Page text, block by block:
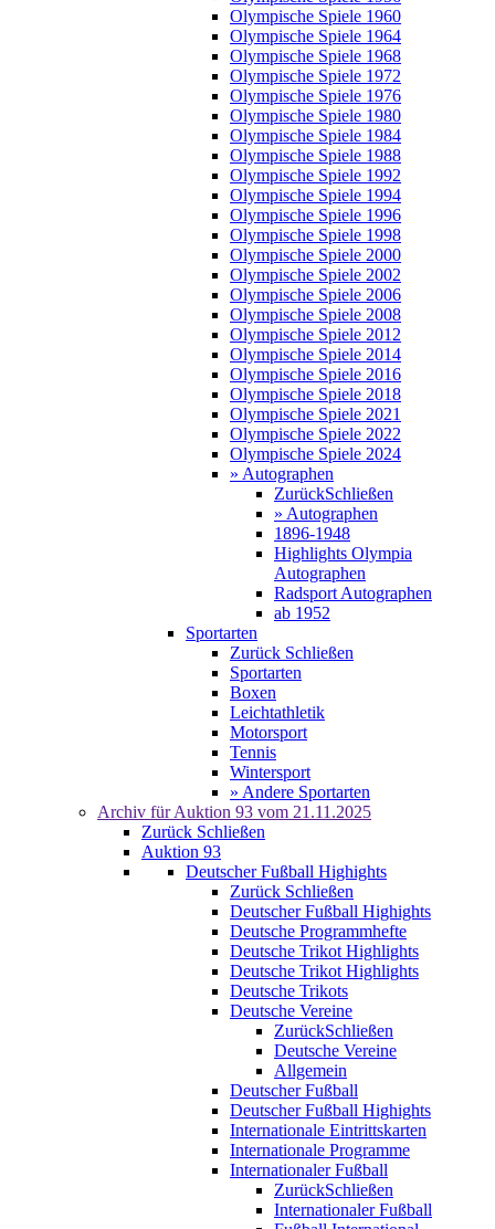
Olympische Spiele 1960
Olympische Spiele 1964
Olympische Spiele 1968
Olympische Spiele 1972
Olympische Spiele 1976
Olympische Spiele 1980
Olympische Spiele 1984
Olympische Spiele 1988
Olympische Spiele 1992
Olympische Spiele 1994
Olympische Spiele 1996
Olympische Spiele 1998
Olympische Spiele 2000
Olympische Spiele 2002
Olympische Spiele 2006
Olympische Spiele 2008
Olympische Spiele 2012
Olympische Spiele 2014
Olympische Spiele 2016
Olympische Spiele 2018
Olympische Spiele 2021
Olympische Spiele 2022
Olympische Spiele 2024
» Autographen
ZurückSchließen
» Autographen
1896-1948
Highlights Olympia
Autographen
Radsport Autographen
ab 1952
Sportarten
Zurück Schließen
Sportarten
Boxen
Leichtathletik
Motorsport
Tennis
Wintersport
» Andere Sportarten
Archiv für Auktion 93 vom 21.11.2025
Zurück Schließen
Auktion 93
Deutscher Fußball Highights
Zurück Schließen
Deutscher Fußball Highights
Deutsche Programmhefte
Deutsche Trikot Highlights
Deutsche Trikot Highlights
Deutsche Trikots
Deutsche Vereine
ZurückSchließen
Deutsche Vereine
Allgemein
Deutscher Fußball
Deutscher Fußball Highights
Internationale Eintrittskarten
Internationale Programme
Internationaler Fußball
ZurückSchließen
Internationaler Fußball